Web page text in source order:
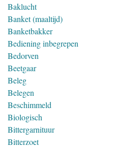
Baklucht
Banket (maaltijd)
Banketbakker
Bediening inbegrepen
Bedorven
Beetgaar
Beleg
Belegen
Beschimmeld
Biologisch
Bittergarnituur
Bitterzoet